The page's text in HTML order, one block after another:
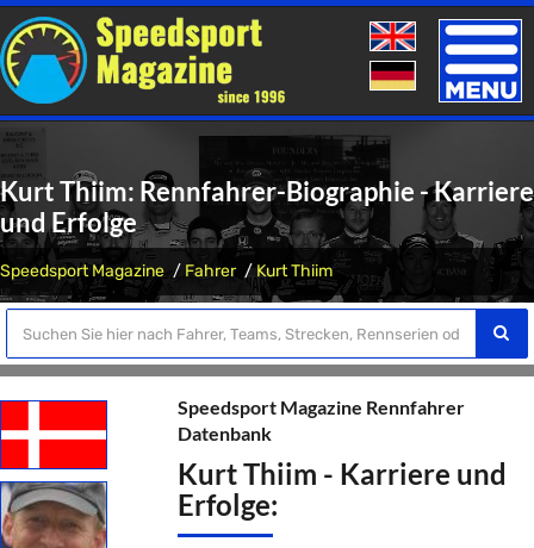
Toggle
Kurt Thiim: Rennfahrer-Biographie - Karriere
und Erfolge
Speedsport Magazine Fahrer Kurt Thiim
Speedsport Magazine Rennfahrer
Datenbank
Kurt Thiim - Karriere und
Erfolge: